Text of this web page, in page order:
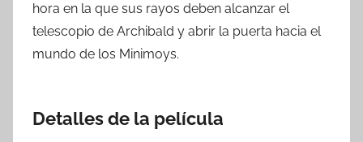
hora en la que sus rayos deben alcanzar el
telescopio de Archibald y abrir la puerta hacia el
mundo de los Minimoys.
Detalles de la película